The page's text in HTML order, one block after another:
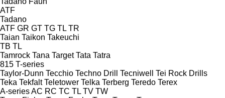
ATF
Tadano
ATF GR GT TG TL TR
Taian Taikon Takeuchi
TB TL
Tamrock Tana Target Tata Tatra
815 T-series
Taylor-Dunn Tecchio Techno Drill Tecniwell
Tei Rock Drills
Teka Tekfalt Teletower Telka Terberg Teredo Terex
A-seriesAC RC TC TL TV TW